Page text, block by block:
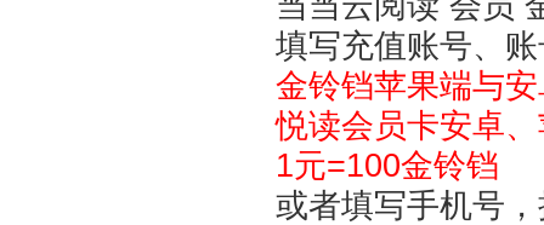
填写充值账号、
金铃铛苹果端与
悦读会员卡安卓
1元=100金铃铛
或者填写手机号